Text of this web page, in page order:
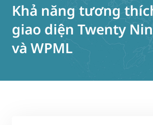
Khả năng tương
giao diện Twenty
và WPML